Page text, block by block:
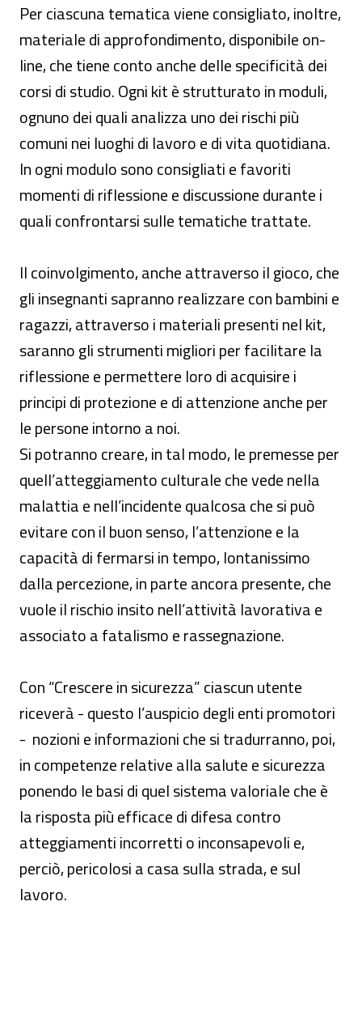
Per ciascuna tematica viene consigliato, inoltre,
materiale di approfondimento, disponibile on-
line, che tiene conto anche delle specificità dei
corsi di studio. Ogni kit è strutturato in moduli,
ognuno dei quali analizza uno dei rischi più
comuni nei luoghi di lavoro e di vita quotidiana.
In ogni modulo sono consigliati e favoriti
momenti di riflessione e discussione durante i
quali confrontarsi sulle tematiche trattate.
Il coinvolgimento, anche attraverso il gioco, che
gli insegnanti sapranno realizzare con bambini e
ragazzi, attraverso i materiali presenti nel kit,
saranno gli strumenti migliori per facilitare la
riflessione e permettere loro di acquisire i
principi di protezione e di attenzione anche per
le persone intorno a noi.
Si potranno creare, in tal modo, le premesse per
quell’atteggiamento culturale che vede nella
malattia e nell’incidente qualcosa che si può
evitare con il buon senso, l’attenzione e la
capacità di fermarsi in tempo, lontanissimo
dalla percezione, in parte ancora presente, che
vuole il rischio insito nell’attività lavorativa e
associato a fatalismo e rassegnazione.
Con “Crescere in sicurezza” ciascun utente
riceverà - questo l’auspicio degli enti promotori
- nozioni e informazioni che si tradurranno, poi,
in competenze relative alla salute e sicurezza
ponendo le basi di quel sistema valoriale che è
la risposta più efficace di difesa contro
atteggiamenti incorretti o inconsapevoli e,
perciò, pericolosi a casa sulla strada, e sul
lavoro.